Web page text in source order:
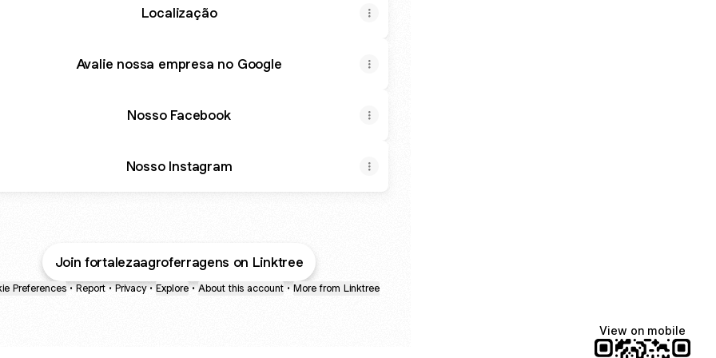
Localização
Avalie nossa empresa no Google
Nosso Facebook
Nosso Instagram
Join fortalezaagroferragens on Linktree
Preferences • Report • Privacy • Explore • About this account • More from Linktree
View on mobile